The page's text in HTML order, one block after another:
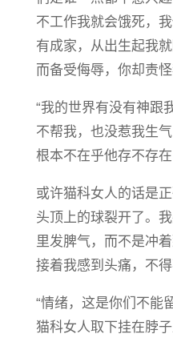
不工作我就会饿死，
有成家，从出生起我
而备受侮辱，你却责
“我的世界有没有神跟
不帮我，也没惹我生
根本不在乎他存不存在
或许猫科女人的话是
头顶上的球裂开了。
里发脾气，而不是冲
接着我感到头痛，不
“情绪，这是你们不能
猫科女人取下挂在脖